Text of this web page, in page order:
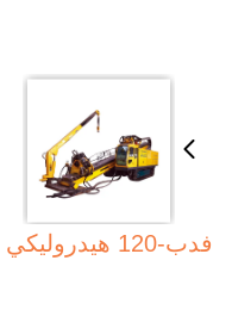
فدب-120